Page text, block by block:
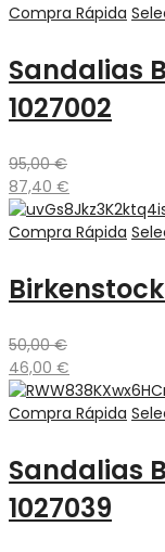
Compra Rápida
Sandalias
1027002
95,00€
87,40 €
Compra Rápida
Birkenstock
50,00€
46,00 €
Compra Rápida
Sandalias
1027039